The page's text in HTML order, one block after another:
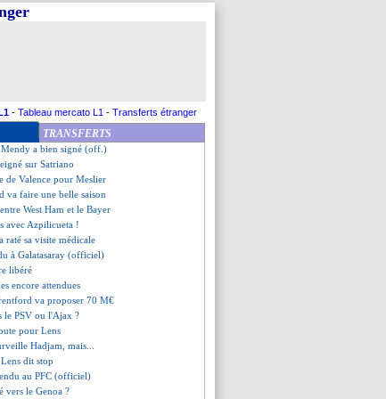
- Tableau mercato L1 - Transferts étranger
TRANSFERTS
attend Mbappé
ambitions en LdC
et le Bayern !
Manchester United !
Mendy a bien signé (off.)
sur Satriano
de Valence pour Meslier
va faire une belle saison
West Ham et le Bayer
avec Azpilicueta !
raté sa visite médicale
à Galatasaray (officiel)
libéré
encore attendues
va proposer 70 M€
le PSV ou l'Ajax ?
pour Lens
Hadjam, mais...
dit stop
au PFC (officiel)
vers le Genoa ?